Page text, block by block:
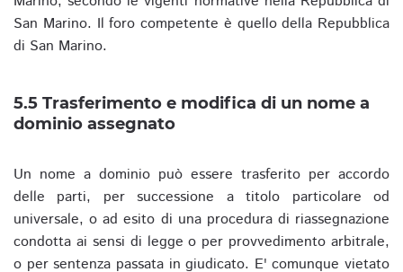
San Marino. Il foro competente è quello della Repubblica
di San Marino.
5.5 Trasferimento e modifica di un nome a
dominio assegnato
Un nome a dominio può essere trasferito per accordo
delle parti, per successione a titolo particolare od
universale, o ad esito di una procedura di riassegnazione
condotta ai sensi di legge o per provvedimento arbitrale,
o per sentenza passata in giudicato. E' comunque vietato